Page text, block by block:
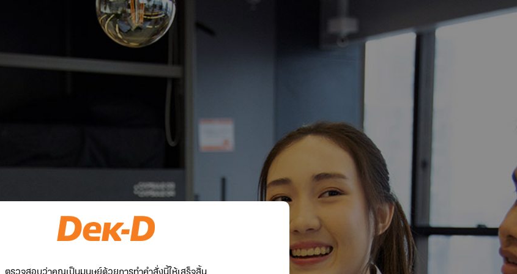
ตรวจสอบว่าคุณเป็นมนุษย์ด้วยการทำคำสั่งนี้ให้เสร็จสิ้น